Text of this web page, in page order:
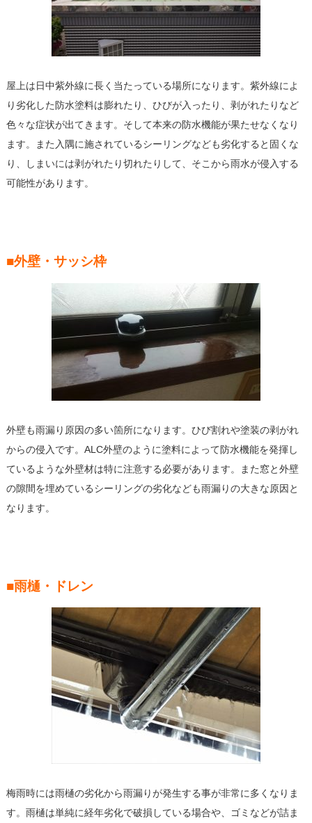
屋上は日中紫外線に長く当たっている場所になります。紫外線によ
り劣化した防水塗料は膨れたり、ひびが入ったり、剥がれたりなど
色々な症状が出てきます。そして本来の防水機能が果たせなくなり
ます。また入隅に施されているシーリングなども劣化すると固くな
り、しまいには剥がれたり切れたりして、そこから雨水が侵入する
可能性があります。
■外壁・サッシ枠
外壁も雨漏り原因の多い箇所になります。ひび割れや塗装の剥がれ
からの侵入です。ALC外壁のように塗料によって防水機能を発揮し
ているような外壁材は特に注意する必要があります。また窓と外壁
の隙間を埋めているシーリングの劣化なども雨漏りの大きな原因と
なります。
■雨樋・ドレン
梅雨時には雨樋の劣化から雨漏りが発生する事が非常に多くなりま
す。雨樋は単純に経年劣化で破損している場合や、ゴミなどが詰ま